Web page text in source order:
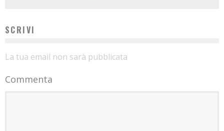
SCRIVI
La tua email non sarà pubblicata
Commenta